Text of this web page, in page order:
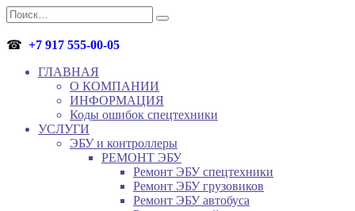
Перейти
к
содержанию
Search
for:
☎ +7 917 555-00-05
ГЛАВНАЯ
О КОМПАНИИ
ИНФОРМАЦИЯ
Коды ошибок спецтехники
УСЛУГИ
ЭБУ и контроллеры
РЕМОНТ ЭБУ
Ремонт ЭБУ спецтехники
Ремонт ЭБУ грузовиков
Ремонт ЭБУ автобуса